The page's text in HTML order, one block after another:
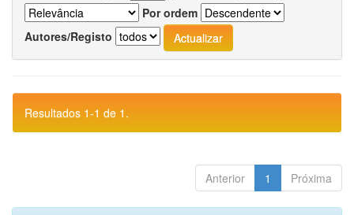
Por ordem
Autores/Registo
Resultados 1-1 de 1.
Anterior 1 Próxima